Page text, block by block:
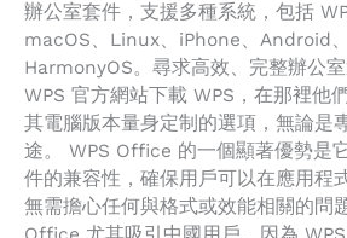
辦公室套件，支援多種系統，包括
macOS、Linux、iPhone、Android
HarmonyOS。尋求高效、完整辦公
WPS 官方網站下載 WPS，在那裡他
其電腦版本量身定制的選項，無論是
途。 WPS Office 的一個顯著優勢是
件的兼容性，確保用戶可以在應用程
無需擔心任何與格式或效能相關的問